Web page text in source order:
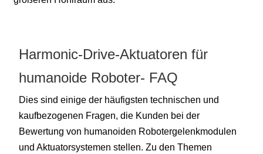
Harmonic-Drive-Aktuatoren für
humanoide Roboter- FAQ
Dies sind einige der häufigsten technischen und
kaufbezogenen Fragen, die Kunden bei der
Bewertung von humanoiden Robotergelenkmodulen
und Aktuatorsystemen stellen. Zu den Themen